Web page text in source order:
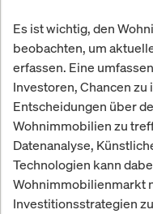
Es ist wichtig, den
beobachten, um
erfassen. Eine
Investoren, Chancen
Entscheidungen über
Wohnimmobilien zu
Datenanalyse,
Technologien kann
Wohnimmobilienmarkt
Investitionsstrategien